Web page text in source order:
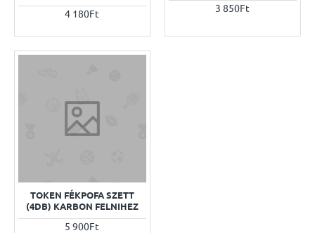
4 180Ft 3 850Ft
TOKEN FÉKPOFA SZETT
(4DB) KARBON FELNIHEZ
5 900Ft